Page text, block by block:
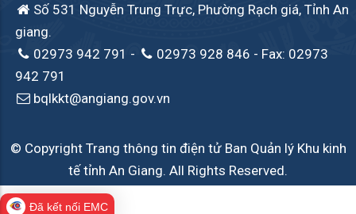
Số 531 Nguyễn Trung Trực, Phường Rạch giá, Tỉnh An
giang.
02973 942 791 - 02973 928 846 - Fax: 02973
942 791
bqlkkt@angiang.gov.vn
© Copyright Trang thông tin điện tử Ban Quản lý Khu kinh
tế tỉnh An Giang. All Rights Reserved.
Đã kết nối EMC